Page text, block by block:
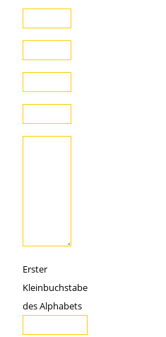
Erster
Kleinbuchstabe
des Alphabets